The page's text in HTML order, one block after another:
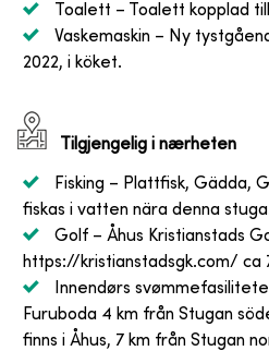
Toalett – Toalett kopplad
Vaskemaskin – Ny
2022, i köket.
Tilgjengelig i nærheten
Fisking – Plattfisk, Gädda,
fiskas i vatten nära denna
Golf – Åhus Kristianstads
https://kristianstadsgk.com/ ca
Innendørs
Furuboda 4 km från Stugan
finns i Åhus, 7 km från Stugan